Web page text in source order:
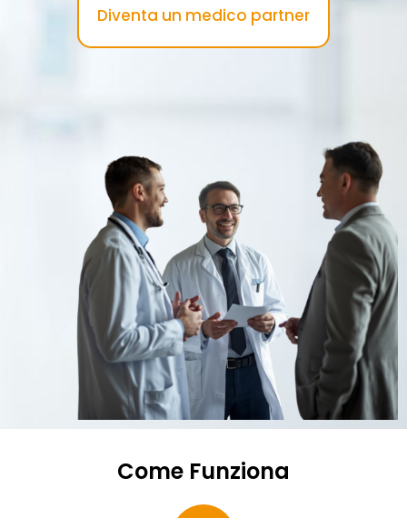
Diventa un medico partner
Come Funziona